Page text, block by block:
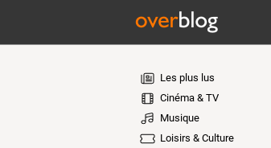
Les plus lus
Cinéma & TV
Musique
Loisirs & Culture